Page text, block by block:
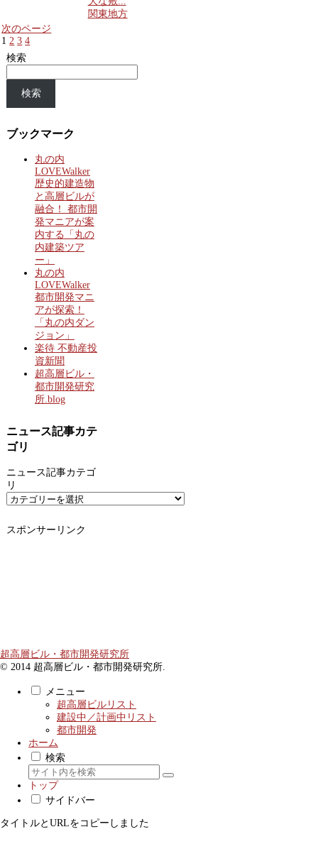
関東地方
次のページ
1 2 3 4
検索
検索
ブックマーク
丸の内
LOVEWalker
歴史的建造物
と高層ビルが
融合！ 都市開
発マニアが案
内する「丸の
内建築ツア
ー」
丸の内
LOVEWalker
都市開発マニ
アが探索！
「丸の内ダン
ジョン」
楽待 不動産投
資新聞
超高層ビル・
都市開発研究
所.blog
ニュース記事カテ
ゴリ
ニュース記事カテゴ
リ
スポンサーリンク
超高層ビル・都市開発研究所
© 2014 超高層ビル・都市開発研究所.
メニュー
超高層ビルリスト
建設中／計画中リスト
都市開発
ホーム
検索
トップ
サイドバー
タイトルとURLをコピーしました